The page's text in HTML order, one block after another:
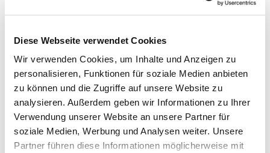
Diese Webseite verwendet Cookies
Wir verwenden Cookies, um Inhalte und Anzeigen zu
personalisieren, Funktionen für soziale Medien anbieten
zu können und die Zugriffe auf unsere Website zu
analysieren. Außerdem geben wir Informationen zu Ihrer
Verwendung unserer Website an unsere Partner für
soziale Medien, Werbung und Analysen weiter. Unsere
Partner führen diese Informationen möglicherweise mit